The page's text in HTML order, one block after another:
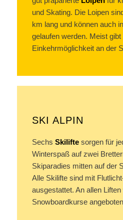
und Skating. Die Loipen
km lang und können auch
gelaufen werden. Meist
Einkehrmöglichkeit an der
SKI ALPIN
Sechs Skilifte sorgen für
Winterspaß auf zwei
Skiparadies mitten auf der
Alle Skilifte sind mit
ausgestattet. An allen
Snowboardkurse